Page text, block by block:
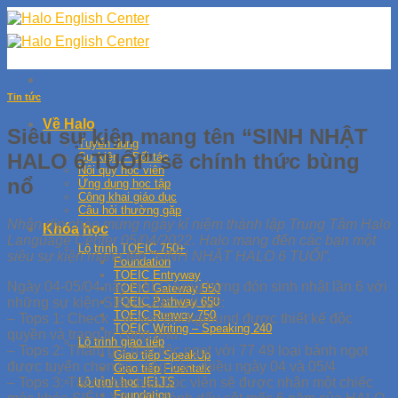
Skip
to
content
Về Halo
Tuyển dụng
Sự kiện – Đối tác
Nội quy học viên
Ứng dụng học tập
Công khai giáo dục
Câu hỏi thường gặp
Khóa học
Lộ trình TOEIC 750+
Foundation
TOEIC Entryway
TOEIC Gateway 550
TOEIC Pathway 650
TOEIC Runway 750
TOEIC Writing – Speaking 240
Lộ trình giao tiếp
Giao tiếp SpeakUp
Giao tiếp Fluentalk
Lộ trình học IELTS
Foundation
Tin tức
Siêu sự kiện mang tên “SINH NHẬT
HALO 6 TUỔI” sẽ chính thức bùng
nổ
Nhân dịp chào mừng ngày kỉ niệm thành lập Trung Tâm Halo
Language Center 05/04/2022. Halo mang đến các bạn một
siêu sự kiện mang tên “SINH NHẬT HALO 6 TUỔI”.
Ngày 04-05/04 này HALO tưng bừng đón sinh nhật lần 6 với
những sự kiện SIÊU CẤP VUI VẺ:
– Tops 1: Check – in với Background được thiết kế độc
quyền và trang trí công phu.
– Tops 2: Tham gia bàn tiệc ngọt với 77 49 loại bánh ngọt
được tuyển chọn kỹ càng vào chiều ngày 04 và 05/4
– Tops 3: Tất cả các bạn học viên sẽ được nhận một chiếc